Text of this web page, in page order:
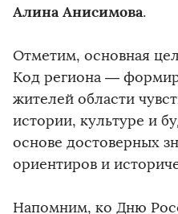
Алина Анисимова.
Отметим, основная
Код региона —
жителей области
истории, культуре и
основе достоверных
ориентиров и
Напомним, ко Дню